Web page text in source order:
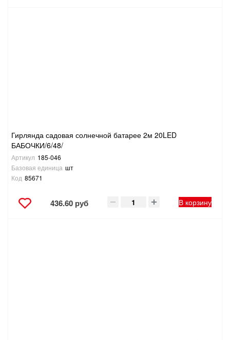
Гирлянда садовая солнечной батарее 2м 20LED
БАБОЧКИ/6/48/
Артикул 185-046
Базовая единица шт
Код 85671
436.60 руб В корзину